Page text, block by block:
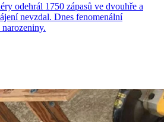
odehrál 1750 zápasů ve dvouhře a
nevzdal. Dnes fenomenální